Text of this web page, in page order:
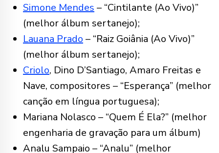
Simone Mendes – “Cintilante (Ao Vivo)”
(melhor álbum sertanejo);
Lauana Prado – “Raiz Goiânia (Ao Vivo)”
(melhor álbum sertanejo);
Criolo, Dino D’Santiago, Amaro Freitas e
Nave, compositores – “Esperança” (melhor
canção em língua portuguesa);
Mariana Nolasco – “Quem É Ela?” (melhor
engenharia de gravação para um álbum)
Analu Sampaio – “Analu” (melhor